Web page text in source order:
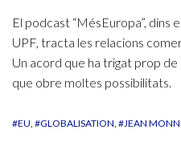
El podcast “MésEuropa”, dins
UPF, tracta les relacions
Un acord que ha trigat prop
que obre moltes possibilitats.
#EU #GLOBALISATION #JEAN